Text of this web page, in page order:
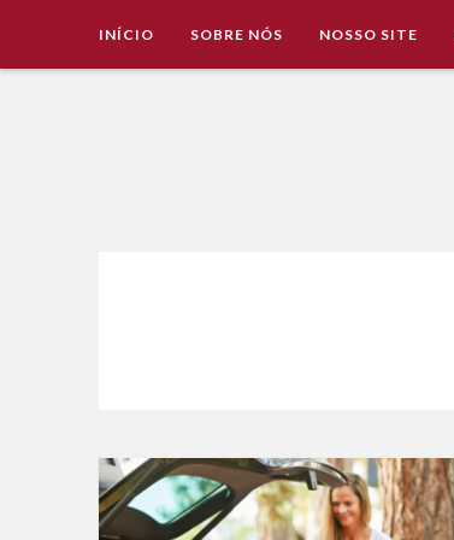
INÍCIO SOBRE NÓS NOSSO SITE